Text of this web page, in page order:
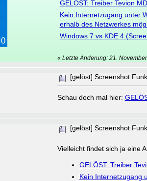
GELÖST: Treiber Tevion
Kein Internetzugang unter
erhalb des Netzwerkes
Windows 7 vs KDE 4
« Letzte Änderung: 21.
[gelöst] Screenshot
Schau doch mal hier:
[gelöst] Screenshot
Vielleicht findet sich ja eine
GELÖST: Treiber
Kein Internetzugang